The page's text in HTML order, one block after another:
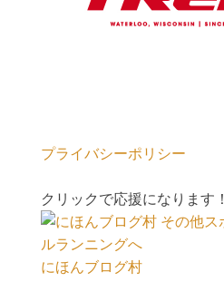
プライバシーポリシー
クリックで応援になります！
にほんブログ村